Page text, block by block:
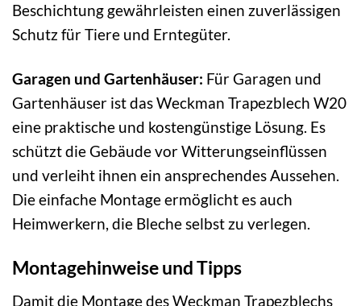
Beschichtung gewährleisten einen zuverlässigen
Schutz für Tiere und Erntegüter.
Garagen und Gartenhäuser: Für Garagen und
Gartenhäuser ist das Weckman Trapezblech W20
eine praktische und kostengünstige Lösung. Es
schützt die Gebäude vor Witterungseinflüssen
und verleiht ihnen ein ansprechendes Aussehen.
Die einfache Montage ermöglicht es auch
Heimwerkern, die Bleche selbst zu verlegen.
Montagehinweise und Tipps
Damit die Montage des Weckman Trapezblechs